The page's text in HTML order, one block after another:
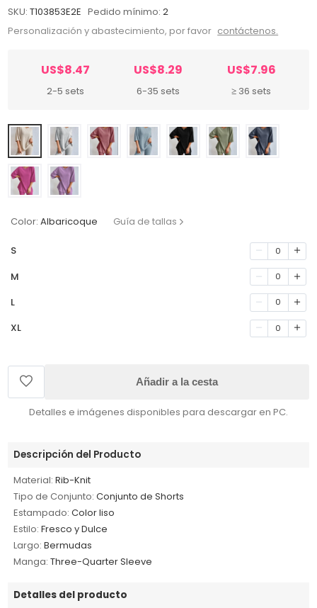
SKU: T103853E2E Pedido mínimo: 2
Personalización y abastecimiento, por favor contáctenos.
US$8.47
2-5 sets
US$8.29
6-35 sets
US$7.96
≥ 36 sets
Color: Albaricoque Guía de tallas
S 0
M 0
L 0
XL 0
Añadir a la cesta
Detalles e imágenes disponibles para descargar en PC.
Descripción del Producto
Material: Rib-Knit
Tipo de Conjunto: Conjunto de Shorts
Estampado: Color liso
Estilo: Fresco y Dulce
Largo: Bermudas
Manga: Three-Quarter Sleeve
Detalles del producto